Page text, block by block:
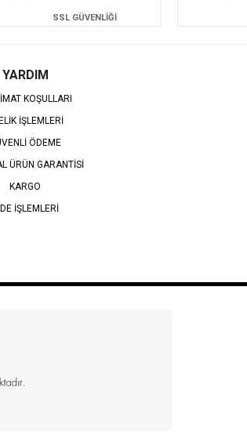
SSL GÜVENLİĞİ
YARDIM
KOŞULLARI
İŞLEMLERİ
ÖDEME
ÜRÜN GARANTİSİ
KARGO
İŞLEMLERİ